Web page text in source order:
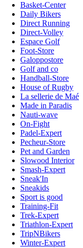
Basket-Center
Daily Bikers
Direct Running
Direct-Volley
Espace Golf
Foot-Store
Galoppostore
Golf and co
Handball-Store
House of Rugby
La sellerie de Maé
Made in Paradis
Nauti-wave
On-Fight
Padel-Expert
Pecheur-Store
Pet and Garden
Slowood Interior
Smash-Expert
Sneak'In
Sneakids
Sport is good
Training-Fit
Trek-Expert
Triathlon-Expert
TripNBikers
Winter-Expert